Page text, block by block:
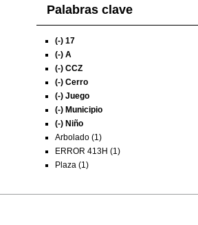
Palabras clave
(-) 17
(-) A
(-) CCZ
(-) Cerro
(-) Juego
(-) Municipio
(-) Niño
Arbolado (1)
ERROR 413H (1)
Plaza (1)